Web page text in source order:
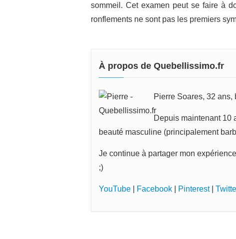
sommeil. Cet examen peut se faire à
ronflements ne sont pas les premiers
À propos de Quebellissimo.fr
Pierre Soares, 32
Depuis maintenant 10
beauté masculine (principalement
Je continue à partager mon
;)
YouTube Facebook Pinterest|